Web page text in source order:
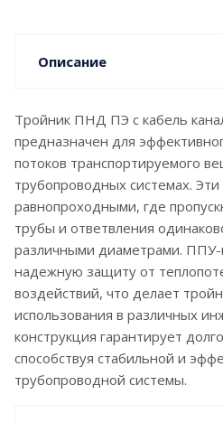
Описание
Тройник ПНД ПЭ с кабель
предназначен для
потоков транспортируемого
трубопроводных системах.
равнопроходными, где
трубы и ответвления
различными диаметрами. ППУ-
надежную защиту от
воздействий, что делает
использования в различных
конструкция гарантирует
способствуя стабильной и
трубопроводной системы.